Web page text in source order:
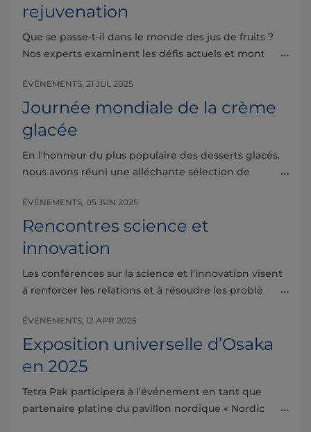
rejuvenation
Que se passe-t-il dans le monde des jus de fruits ?
Nos experts examinent les défis actuels et montrent
peuvent vous aider à transformer les données en
stratégies exploitables
ÉVÉNEMENTS, 21 JUL 2025
Journée mondiale de la crème
glacée
En l'honneur du plus populaire des desserts glacés,
nous avons réuni une alléchante sélection de
crème glacée.
ÉVÉNEMENTS, 05 JUN 2025
Rencontres science et
innovation
Les conférences sur la science et l’innovation visent
à renforcer les relations et à résoudre les problèmes
d’idées.
ÉVÉNEMENTS, 12 APR 2025
Exposition universelle d’Osaka
en 2025
Tetra Pak participera à l’événement en tant que
partenaire platine du pavillon nordique « Nordic